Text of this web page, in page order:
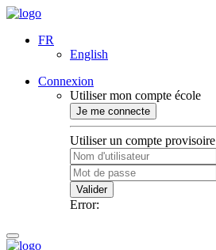
FR
English
Connexion
Utiliser mon compte école
Je me connecte
Utiliser un compte provisoire
Valider
Error: